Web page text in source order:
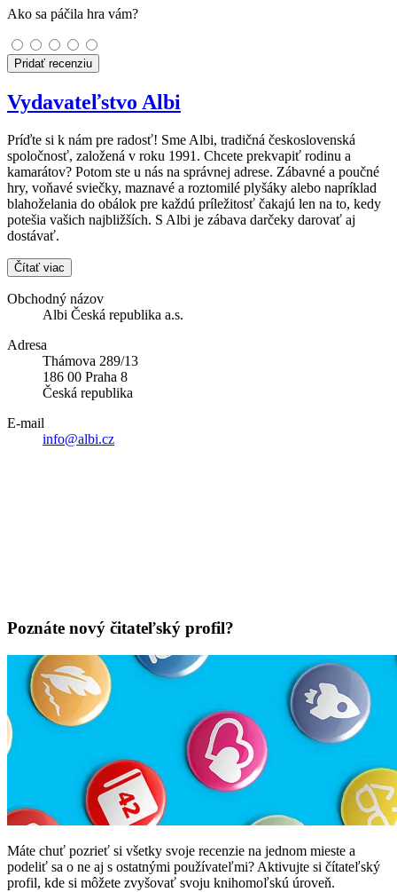
Ako sa páčila hra vám?
Pridať recenziu
Vydavateľstvo Albi
Príďte si k nám pre radosť! Sme Albi, tradičná československá
spoločnosť, založená v roku 1991. Chcete prekvapiť rodinu a
kamarátov? Potom ste u nás na správnej adrese. Zábavné a poučné
hry, voňavé sviečky, maznavé a roztomilé plyšáky alebo napríklad
blahoželania do obálok pre každú príležitosť čakajú len na to, kedy
potešia vašich najbližších. S Albi je zábava darčeky darovať aj
dostávať.
Čítať viac
Obchodný názov
Albi Česká republika a.s.
Adresa
Thámova 289/13
186 00 Praha 8
Česká republika
E-mail
info@albi.cz
Poznáte nový čitateľský profil?
Máte chuť pozrieť si všetky svoje recenzie na jednom mieste a
podeliť sa o ne aj s ostatnými používateľmi? Aktivujte si čítateľský
profil, kde si môžete zvyšovať svoju knihomoľskú úroveň.